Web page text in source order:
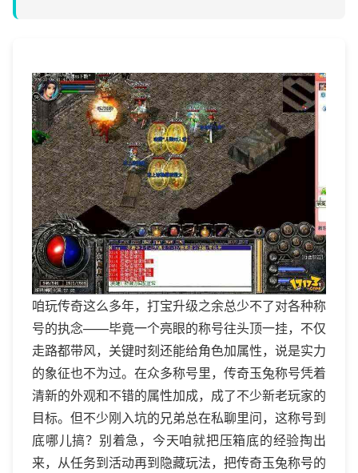
咱玩传奇这么多年，打宝升级之余总少不了对各种称
号的执念——毕竟一个亮眼的称号往头顶一挂，不仅
走路都带风，关键时刻还能给角色加属性，说是实力
的象征也不为过。在众多称号里，传奇玉兔称号凭着
清新的外观和不错的属性加成，成了不少新老玩家的
目标。但不少刚入坑的兄弟总在私聊里问，这称号到
底哪儿搞？别着急，今天咱就把压箱底的经验掏出
来，从任务到活动再到隐藏玩法，把传奇玉兔称号的